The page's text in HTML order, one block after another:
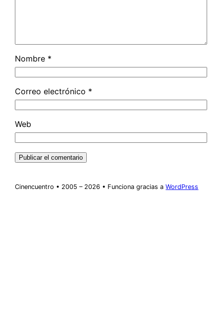
Nombre *
Correo electrónico *
Web
Cinencuentro • 2005 – 2026 • Funciona gracias aWordPress